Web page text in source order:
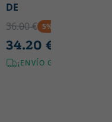
DE
36.00 € 5% DTO
34.20 €
¡ENVÍO GRATIS!